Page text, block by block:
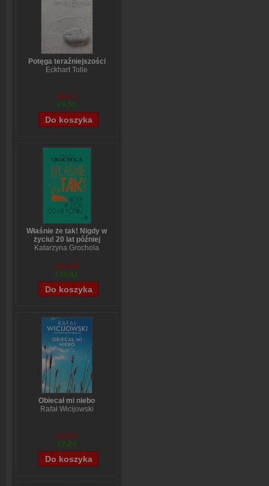
Potęga teraźniejszości
Eckhart Tolle
£8,71
£6,58
Właśnie że tak! Nigdy w
życiu! 20 lat później
Katarzyna Grochola
£12,98
£10,42
Obiecał mi niebo
Rafał Wicijowski
£11,51
£9,24